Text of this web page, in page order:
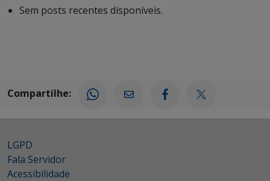
Sem posts recentes disponíveis.
Compartilhe:
LGPD
Fala Servidor
Acessibilidade